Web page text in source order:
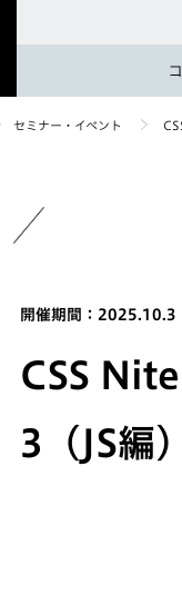
セミナー・イベント
開催期間：
CSS
3（JS編